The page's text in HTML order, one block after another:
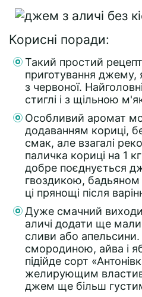
Корисні поради:
Такий простий рецепт
приготування джему,
з червоної.
стиглі і з щільною
Особливий аромат
додаванням кориці,
смак, але взагалі
паличка кориці на 1
добре поєднується
гвоздикою, бадьяном
ці прянощі після
Дуже смачний
аличі додати ще
сливи або апельсини.
смородиною, айва і
підійде сорт
желирующим
джем ще більш